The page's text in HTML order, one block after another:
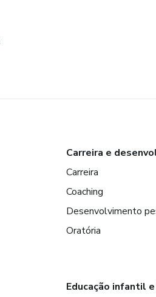
Carreira e
Carreira
Coaching
Desenvolvimento
Oratória
Educação infantil